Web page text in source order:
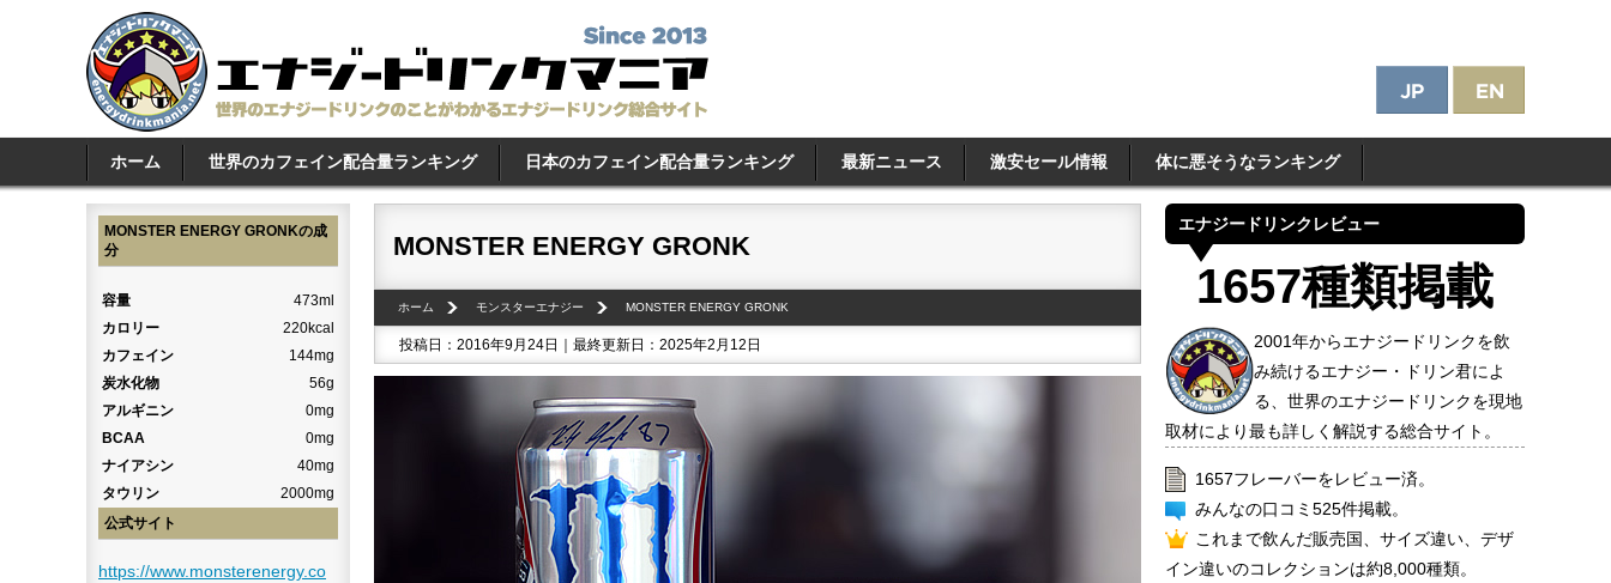
ホーム 世界のカフェイン配合量ランキング 日本のカフェイン配合量ランキング 最新ニュース 激安セール情報 体に悪そうなランキング
MONSTER ENERGY GRONK
ホーム モンスターエナジー MONSTER ENERGY GRONK
投稿日：2016年9月24日｜最終更新日：2025年2月12日
MONSTER ENERGY GRONKの成
分
容量
473ml
カロリー
220kcal
カフェイン
144mg
炭水化物
56g
アルギニン
0mg
BCAA
0mg
ナイアシン
40mg
タウリン
2000mg
公式サイト
https://www.monsterenergy.co
エナジードリンクレビュー
1657種類掲載
2001年からエナジードリンクを飲
み続けるエナジー・ドリン君によ
る、世界のエナジードリンクを現地
取材により最も詳しく解説する総合サイト。
1657フレーバーをレビュー済。
みんなの口コミ525件掲載。
これまで飲んだ販売国、サイズ違い、デザ
イン違いのコレクションは約8,000種類。